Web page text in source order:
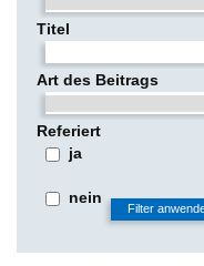
Titel
Art des Beitrags
Referiert
ja
nein